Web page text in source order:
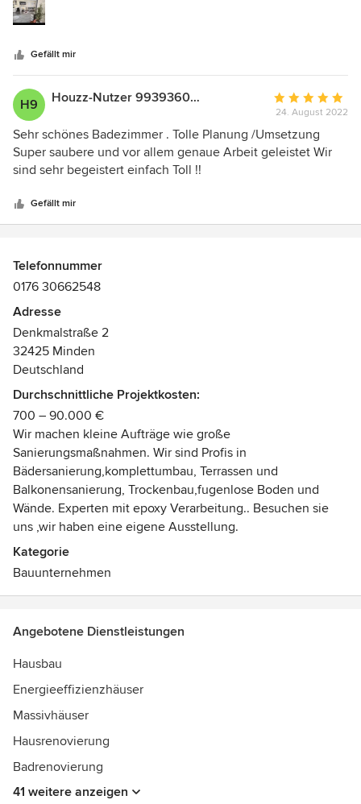
Gefällt mir
H9 Houzz-Nutzer 993936035
Bewertung:
5
von
24. August 2022
Sehr schönes Badezimmer . Tolle Planung /Umsetzung
Super saubere und vor allem genaue Arbeit geleistet Wir
sind sehr begeistert einfach Toll !!
Gefällt mir
Telefonnummer
0176 30662548
Adresse
Denkmalstraße 2
32425 Minden
Deutschland
Durchschnittliche Projektkosten:
700 – 90.000 €
Wir machen kleine Aufträge wie große
Sanierungsmaßnahmen. Wir sind Profis in
Bädersanierung,komplettumbau, Terrassen und
Balkonensanierung, Trockenbau,fugenlose Boden und
Wände. Experten mit epoxy Verarbeitung.. Besuchen sie
uns ,wir haben eine eigene Ausstellung.
Kategorie
Bauunternehmen
Angebotene Dienstleistungen
Hausbau
Energieeffizienzhäuser
Massivhäuser
Hausrenovierung
Badrenovierung
41 weitere anzeigen